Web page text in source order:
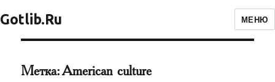
Gotlib.Ru МЕНЮ
Метка:American culture